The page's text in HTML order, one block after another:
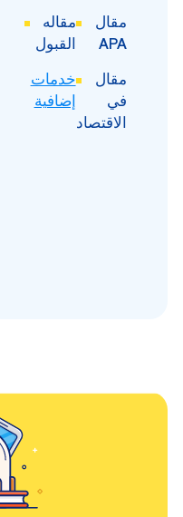
مقال
APA
مقاله
القبول
مقال
في
الاقتصاد
خدمات
إضافية